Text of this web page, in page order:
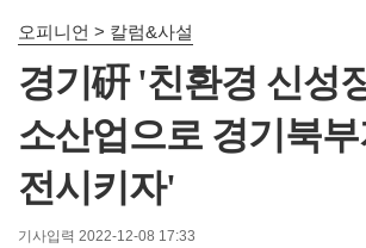
오피니언 > 칼럼&사설
경기硏 '친환경 신성
소산업으로 경기북
전시키자'
기사입력 2022-12-08 17:33